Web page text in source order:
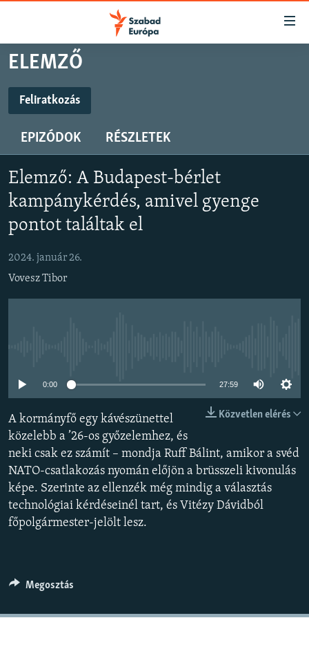
Akadálymentes
Ugrás
fő
oldalra
tartalomjegyzékre
Ugrás
keresésre
AKTUÁLIS
ELEMZŐ
NER15
SZABADON
DEMOKRÁCIA
A PÉNZ NYOMÁBAN
A MÚLT TANULSÁGAI
KÖVESSEN MINKET!
Valamennyi RFE/RL weboldal
ELEMZŐ
Feliratkozás
Spotify
Feliratkozás
EPIZÓDOK RÉSZLETEK
Elemző: A Budapest-bérlet
kampánykérdés, amivel gyenge
pontot találtak el
2024. január 26.
Vovesz Tibor
0:00 27:59
Közvetlen elérés
A kormányfő egy kávészünettel
közelebb a ’26-os győzelemhez, és
neki csak ez számít – mondja Ruff Bálint, amikor a svéd
NATO-csatlakozás nyomán előjön a brüsszeli kivonulás
képe. Szerinte az ellenzék még mindig a választás
technológiai kérdéseinél tart, és Vitézy Dávidból
főpolgármester-jelölt lesz.
Megosztás